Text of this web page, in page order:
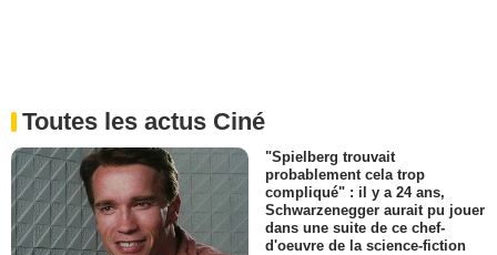
Toutes les actus Ciné
"Spielberg trouvait
probablement cela trop
compliqué" : il y a 24 ans,
Schwarzenegger aurait pu jouer
dans une suite de ce chef-
d'oeuvre de la science-fiction